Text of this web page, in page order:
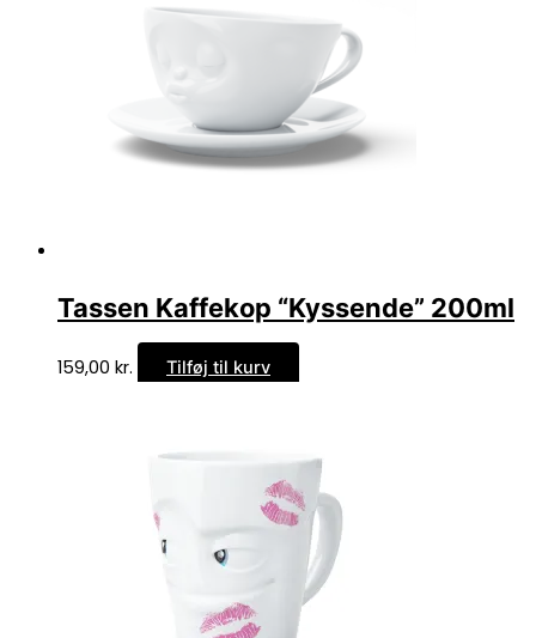
Tassen Kaffekop “Kyssende” 200ml
159,00 kr. Tilføj til kurv